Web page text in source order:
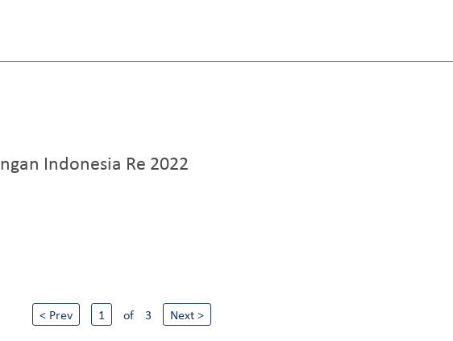
Indonesia Re 2022
< Prev 1 of 3 Next >